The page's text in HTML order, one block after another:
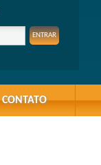
CONTATO